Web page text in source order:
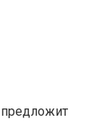
предложит